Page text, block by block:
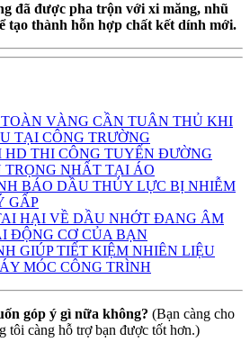
đã được pha trộn với xi măng, nhũ
tạo thành hỗn hợp chất kết dính mới.
TOÀN VÀNG CẦN TUÂN THỦ KHI
TẠI CÔNG TRƯỜNG
HD THI CÔNG TUYẾN ĐƯỜNG
TRỌNG NHẤT TẠI ÁO
BÁO DẦU THỦY LỰC BỊ NHIỄM
GẤP
HẠI VỀ DẦU NHỚT ĐANG ÂM
ĐỘNG CƠ CỦA BẠN
GIÚP TIẾT KIỆM NHIÊN LIỆU
MÓC CÔNG TRÌNH
góp ý gì nữa không? (Bạn càng cho
tôi càng hỗ trợ bạn được tốt hơn.)